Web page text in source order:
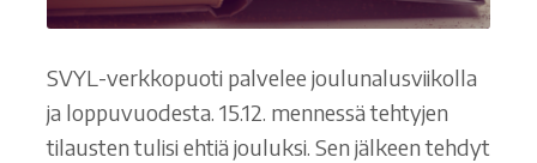
SVYL-verkkopuoti palvelee joulunalusviikolla
ja loppuvuodesta. 15.12. mennessä tehtyjen
tilausten tulisi ehtiä jouluksi. Sen jälkeen tehdyt